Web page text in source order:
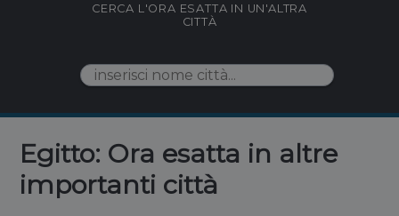
CERCA L'ORA ESATTA IN UN'ALTRA
CITTÀ
Egitto: Ora esatta in altre
importanti città